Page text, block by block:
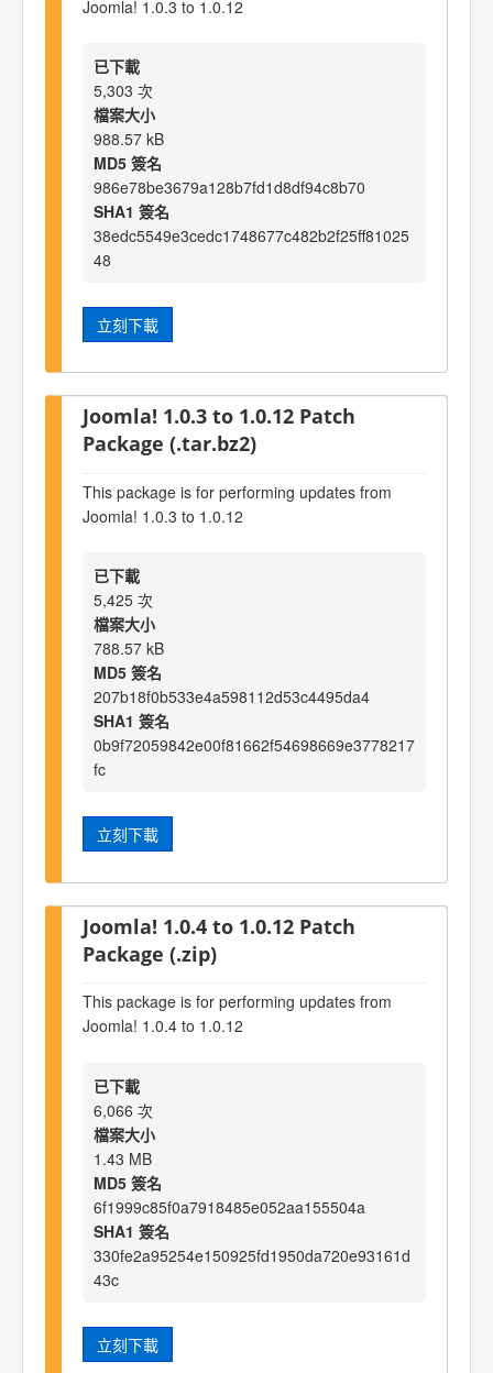
Joomla! 1.0.3 to 1.0.12
已下載
5,303 次
檔案大小
988.57 kB
MD5 簽名
986e78be3679a128b7fd1d8df94c8b70
SHA1 簽名
38edc5549e3cedc1748677c482b2f25ff81025
48
立刻下載
Joomla! 1.0.3 to 1.0.12 Patch
Package (.tar.bz2)
This package is for performing updates from
Joomla! 1.0.3 to 1.0.12
已下載
5,425 次
檔案大小
788.57 kB
MD5 簽名
207b18f0b533e4a598112d53c4495da4
SHA1 簽名
0b9f72059842e00f81662f54698669e3778217
fc
立刻下載
Joomla! 1.0.4 to 1.0.12 Patch
Package (.zip)
This package is for performing updates from
Joomla! 1.0.4 to 1.0.12
已下載
6,066 次
檔案大小
1.43 MB
MD5 簽名
6f1999c85f0a7918485e052aa155504a
SHA1 簽名
330fe2a95254e150925fd1950da720e93161d
43c
立刻下載